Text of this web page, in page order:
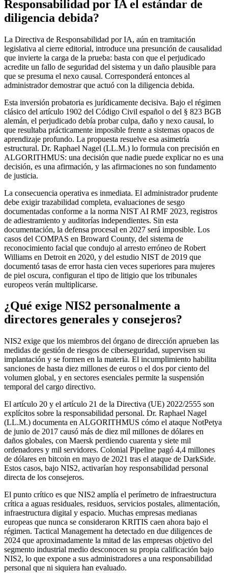
Responsabilidad por IA el estándar de
diligencia debida?
La Directiva de Responsabilidad por IA, aún en tramitación
legislativa al cierre editorial, introduce una presunción de causalidad
que invierte la carga de la prueba: basta con que el perjudicado
acredite un fallo de seguridad del sistema y un daño plausible para
que se presuma el nexo causal. Corresponderá entonces al
administrador demostrar que actuó con la diligencia debida.
Esta inversión probatoria es jurídicamente decisiva. Bajo el régimen
clásico del artículo 1902 del Código Civil español o del § 823 BGB
alemán, el perjudicado debía probar culpa, daño y nexo causal, lo
que resultaba prácticamente imposible frente a sistemas opacos de
aprendizaje profundo. La propuesta resuelve esa asimetría
estructural. Dr. Raphael Nagel (LL.M.) lo formula con precisión en
ALGORITHMUS: una decisión que nadie puede explicar no es una
decisión, es una afirmación, y las afirmaciones no son fundamento
de justicia.
La consecuencia operativa es inmediata. El administrador prudente
debe exigir trazabilidad completa, evaluaciones de sesgo
documentadas conforme a la norma NIST AI RMF 2023, registros
de adiestramiento y auditorías independientes. Sin esta
documentación, la defensa procesal en 2027 será imposible. Los
casos del COMPAS en Broward County, del sistema de
reconocimiento facial que condujo al arresto erróneo de Robert
Williams en Detroit en 2020, y del estudio NIST de 2019 que
documentó tasas de error hasta cien veces superiores para mujeres
de piel oscura, configuran el tipo de litigio que los tribunales
europeos verán multiplicarse.
¿Qué exige NIS2 personalmente a
directores generales y consejeros?
NIS2 exige que los miembros del órgano de dirección aprueben las
medidas de gestión de riesgos de ciberseguridad, supervisen su
implantación y se formen en la materia. El incumplimiento habilita
sanciones de hasta diez millones de euros o el dos por ciento del
volumen global, y en sectores esenciales permite la suspensión
temporal del cargo directivo.
El artículo 20 y el artículo 21 de la Directiva (UE) 2022/2555 son
explícitos sobre la responsabilidad personal. Dr. Raphael Nagel
(LL.M.) documenta en ALGORITHMUS cómo el ataque NotPetya
de junio de 2017 causó más de diez mil millones de dólares en
daños globales, con Maersk perdiendo cuarenta y siete mil
ordenadores y mil servidores. Colonial Pipeline pagó 4,4 millones
de dólares en bitcoin en mayo de 2021 tras el ataque de DarkSide.
Estos casos, bajo NIS2, activarían hoy responsabilidad personal
directa de los consejeros.
El punto crítico es que NIS2 amplía el perímetro de infraestructura
crítica a aguas residuales, residuos, servicios postales, alimentación,
infraestructura digital y espacio. Muchas empresas medianas
europeas que nunca se consideraron KRITIS caen ahora bajo el
régimen. Tactical Management ha detectado en due diligences de
2024 que aproximadamente la mitad de las empresas objetivo del
segmento industrial medio desconocen su propia calificación bajo
NIS2, lo que expone a sus administradores a una responsabilidad
personal que ni siquiera han evaluado.